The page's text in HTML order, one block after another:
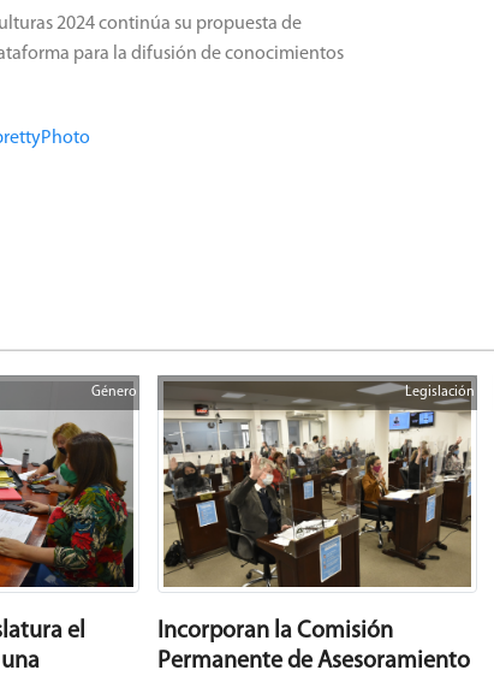
2024 continúa su propuesta de
para la difusión de conocimientos
Género
el
Legislación
Incorporan la Comisión
Permanente de Asesoramiento